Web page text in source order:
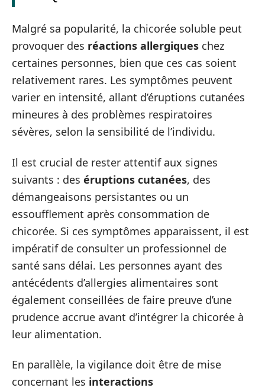
Malgré sa popularité, la chicorée soluble peut
provoquer des réactions allergiques chez
certaines personnes, bien que ces cas soient
relativement rares. Les symptômes peuvent
varier en intensité, allant d’éruptions cutanées
mineures à des problèmes respiratoires
sévères, selon la sensibilité de l’individu.
Il est crucial de rester attentif aux signes
suivants : des éruptions cutanées, des
démangeaisons persistantes ou un
essoufflement après consommation de
chicorée. Si ces symptômes apparaissent, il est
impératif de consulter un professionnel de
santé sans délai. Les personnes ayant des
antécédents d’allergies alimentaires sont
également conseillées de faire preuve d’une
prudence accrue avant d’intégrer la chicorée à
leur alimentation.
En parallèle, la vigilance doit être de mise
concernant les interactions